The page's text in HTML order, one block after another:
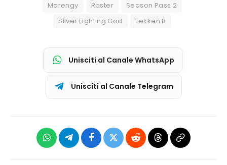
Morengy
Roster
Season Pass 2
Silver Fighting God
Tekken 8
Unisciti al Canale WhatsApp
Unisciti al Canale Telegram
WhatsAppTelegramFacebook
X
RedditThreadsCopia